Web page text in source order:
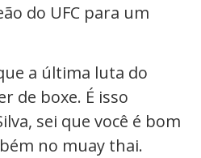
do UFC para um
a última luta do
de boxe. É isso
sei que você é bom
no muay thai.